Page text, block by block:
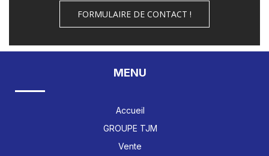
FORMULAIRE DE CONTACT !
MENU
Accueil
GROUPE TJM
Vente